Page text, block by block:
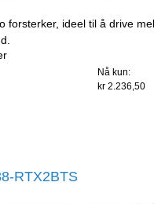
forsterker, ideel til å drive
Nå kun:
kr 2.236,50
RTX2BTS